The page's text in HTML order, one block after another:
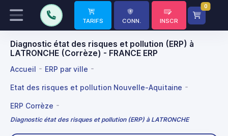
TARIFS CONN. INSCR
0
Diagnostic état des risques et pollution (ERP) à
LATRONCHE (Corrèze) - FRANCE ERP
Accueil ERP par ville
Etat des risques et pollution Nouvelle-Aquitaine
ERP Corrèze
Diagnostic état des risques et pollution (ERP) à LATRONCHE